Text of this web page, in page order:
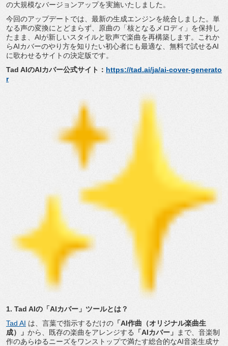
の大規模なバージョンアップを実施いたしました。
今回のアップデートでは、最新の生成エンジンを統合しました。 単
なる声の変換にとどまらず、原曲の「核となるメロディ」 を保持し
たまま、 AIが新しいスタイルと歌声で楽曲を再構築します。
これか
らAIカバーのやり方を知りたい初心者にも最適な、 無料で試せるAI
に歌わせるサイトの決定版です。
Tad AIのAIカバー公式サイト： https://tad.ai/ja/ai-cover-generato
r
1. Tad AIの「AIカバー」ツールとは？
Tad AI は、言葉で指示するだけの 「AI作曲（オリジナル楽曲生
成）」 から、既存の楽曲をアレンジする 「AIカバー」 まで、 音楽制
作のあらゆるニーズをワンストップで満たす総合的なAI音楽生成サ